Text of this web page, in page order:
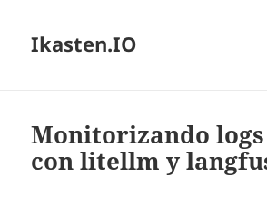
Ikasten.IO
Monitorizando
con litellm y